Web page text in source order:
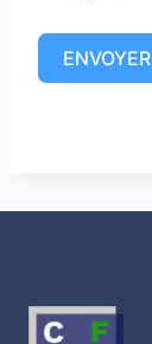
ENVOYER